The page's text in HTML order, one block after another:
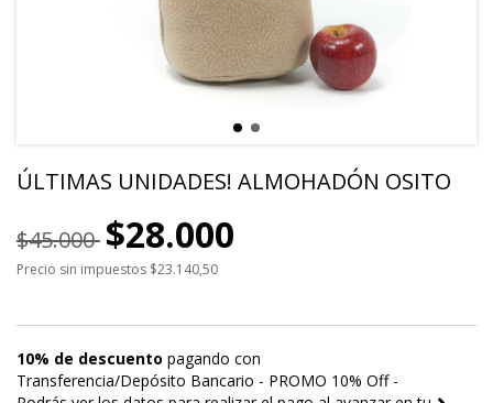
ÚLTIMAS UNIDADES! ALMOHADÓN OSITO
$45.000 $28.000
Precio sin impuestos $23.140,50
10% de descuento pagando con
Transferencia/Depósito Bancario - PROMO 10% Off -